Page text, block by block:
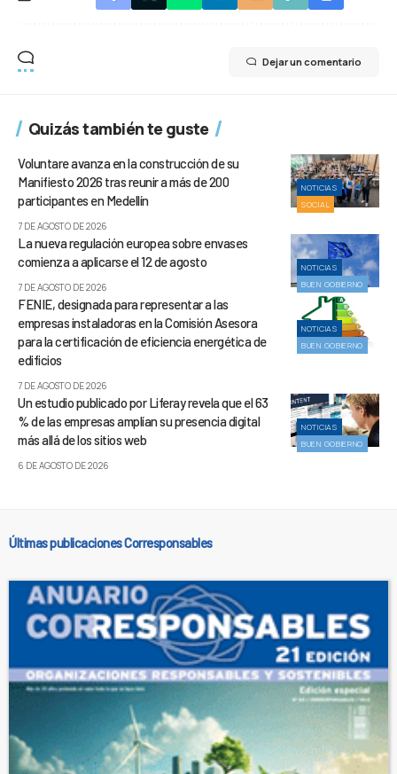
Dejar un comentario
Quizás también te guste
NOTICIAS
SOCIAL
Voluntare avanza en la construcción de su
Manifiesto 2026 tras reunir a más de 200
participantes en Medellín
7 DE AGOSTO DE 2026
NOTICIAS
BUEN GOBIERNO
La nueva regulación europea sobre envases
comienza a aplicarse el 12 de agosto
7 DE AGOSTO DE 2026
NOTICIAS
BUEN GOBIERNO
FENIE, designada para representar a las
empresas instaladoras en la Comisión Asesora
para la certificación de eficiencia energética de
edificios
7 DE AGOSTO DE 2026
NOTICIAS
BUEN GOBIERNO
Un estudio publicado por Liferay revela que el 63
% de las empresas amplían su presencia digital
más allá de los sitios web
6 DE AGOSTO DE 2026
Últimas publicaciones Corresponsables